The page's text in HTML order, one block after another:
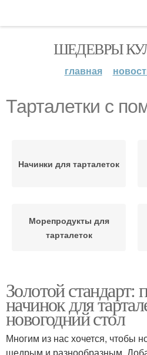
ШЕДЕВРЫ
главная
Тарталетки с
Начинки для тарталеток
Морепродукты для
тарталеток
Тарталетки с икрой
Золотой стандарт:
начинок для
новогодний стол
Многим из нас хочется, чтобы